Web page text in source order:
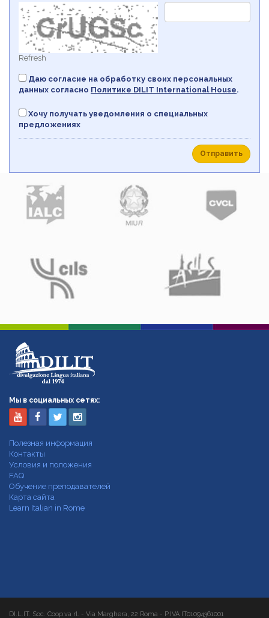
Refresh
Даю согласие на обработку своих персональных
данных согласно Политикe DILIT International House.
Хочу получать уведомления о специальных
предложениях
Отправить
Мы в социальных сетях:
Полезная информация
Контакты
Условия и положения
FAQ
Обучение преподавателей
Карта сайта
Learn Italian in Rome
DI.L.IT. Soc. Coop.va rl. - Via Marghera, 22 Roma - P.IVA IT01094361001